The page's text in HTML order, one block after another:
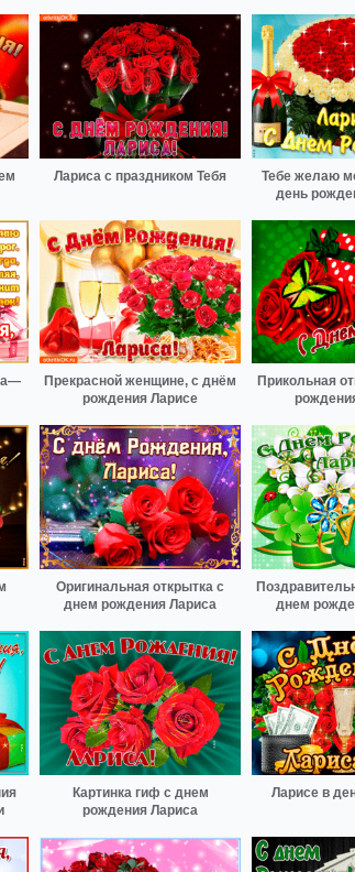
Лариса с праздником Тебя
Тебе желаю
день
Прекрасной женщине, с днём
рождения Ларисе
Прикольная
Оригинальная открытка с
днем рождения Лариса
днем
Картинка гиф с днем
рождения Лариса
Ларисе в